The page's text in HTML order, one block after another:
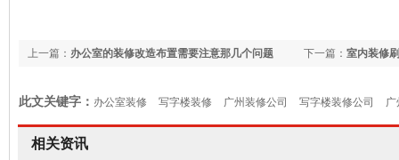
下一篇： 室内装修
上一篇： 办公室的装修改造布置需要注意那几个问题
此文关键字： 办公室装修 写字楼装修 广州装修公司 写字楼装修公司 广
相关资讯